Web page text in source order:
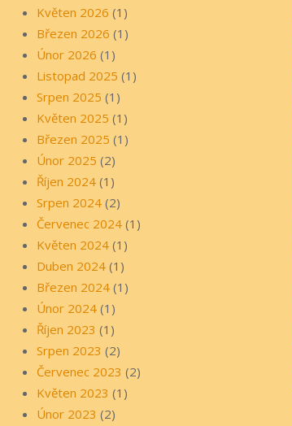
Květen 2026 (1)
Březen 2026 (1)
Únor 2026 (1)
Listopad 2025 (1)
Srpen 2025 (1)
Květen 2025 (1)
Březen 2025 (1)
Únor 2025 (2)
Říjen 2024 (1)
Srpen 2024 (2)
Červenec 2024 (1)
Květen 2024 (1)
Duben 2024 (1)
Březen 2024 (1)
Únor 2024 (1)
Říjen 2023 (1)
Srpen 2023 (2)
Červenec 2023 (2)
Květen 2023 (1)
Únor 2023 (2)